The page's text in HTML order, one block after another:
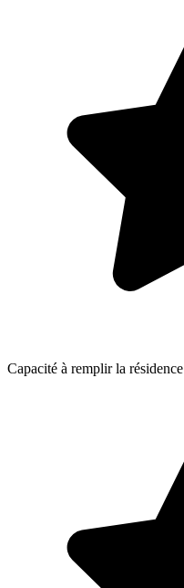
Capacité à remplir la résidence